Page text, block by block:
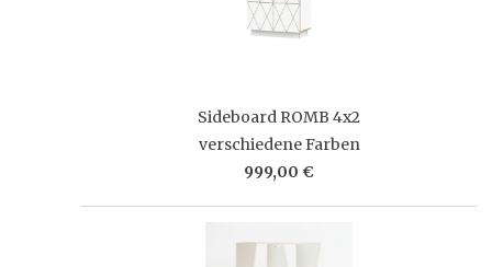
Sideboard ROMB 4x2
verschiedene Farben
999,00 €